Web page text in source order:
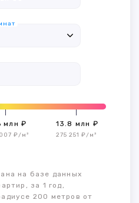
млн ₽
₽/м²
13.8 млн ₽
275 251 ₽/м²
на базе данных
за 1 год,
200 метров от